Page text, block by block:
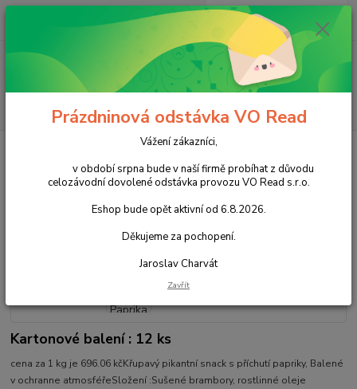
Po - Pá 8 - 14h
ks
za 0,00 Kč
Chipsy Pringles malé Paprika 40g
Pringles malé Paprika 40g
Kartonové balení : 12 ks
cena za 1 kg je 696.06 kčKřupavý pikantní snack s příchutí papriky, Balené
v ochranne atmosféřeSložení :Sušené brambory, rostlinné oleje
Prázdninová odstávka VO Read
Vážení zákazníci,
v období srpna bude v naší firmě probíhat z důvodu
celozávodní dovolené odstávka provozu VO Read s.r.o.
Eshop bude opět aktivní od 6.8.2026.
Děkujeme za pochopení.
Jaroslav Charvát
Zavřít